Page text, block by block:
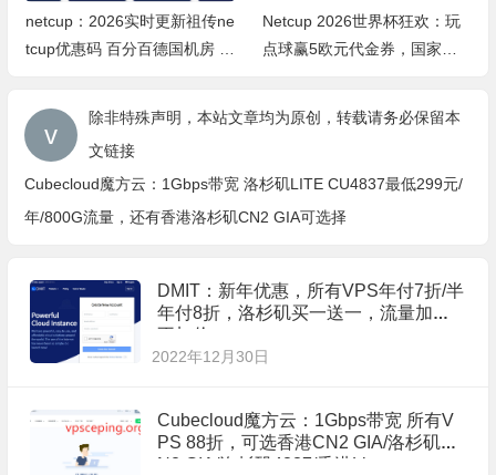
netcup：2026实时更新祖传ne
tcup优惠码 百分百德国机房 V
Netcup 2026世界杯狂欢：玩
点球赢5欧元代金券，国家顶
除非特殊声明，本站文章均为原创，转载请务必保留本
文链接
Cubecloud魔方云：1Gbps带宽 洛杉矶LITE CU4837最低299元/
年/800G流量，还有香港洛杉矶CN2 GIA可选择
DMIT：新年优惠，所有VPS年付7折/半
年付8折，洛杉矶买一送一，流量加量
不加价
2022年12月30日
Cubecloud魔方云：1Gbps带宽 所有V
PS 88折，可选香港CN2 GIA/洛杉矶C
N2 GIA/洛杉矶4837/香港Lite